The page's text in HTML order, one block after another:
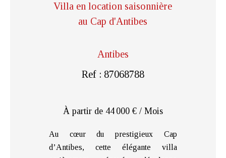
Villa en location saisonnière
au Cap d'Antibes
Antibes
Ref : 87068788
À partir de 44 000 € / Mois
Au cœur du prestigieux Cap
d’Antibes, cette élégante villa